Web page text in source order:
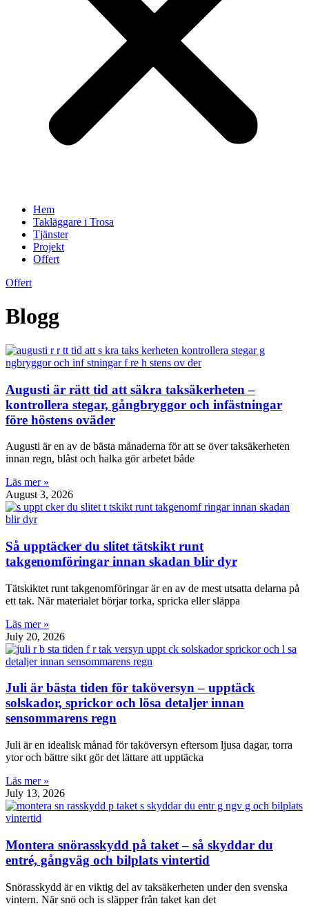
Hem
Takläggare i Trosa
Tjänster
Projekt
Offert
Offert
Blogg
Augusti är rätt tid att säkra taksäkerheten –
kontrollera stegar, gångbryggor och infästningar
före höstens oväder
Augusti är en av de bästa månaderna för att se över taksäkerheten
innan regn, blåst och halka gör arbetet både
Läs mer »
August 3, 2026
Så upptäcker du slitet tätskikt runt
takgenomföringar innan skadan blir dyr
Tätskiktet runt takgenomföringar är en av de mest utsatta delarna på
ett tak. När materialet börjar torka, spricka eller släppa
Läs mer »
July 20, 2026
Juli är bästa tiden för taköversyn – upptäck
solskador, sprickor och lösa detaljer innan
sensommarens regn
Juli är en idealisk månad för taköversyn eftersom ljusa dagar, torra
ytor och bättre sikt gör det lättare att upptäcka
Läs mer »
July 13, 2026
Montera snörasskydd på taket – så skyddar du
entré, gångväg och bilplats vintertid
Snörasskydd är en viktig del av taksäkerheten under den svenska
vintern. När snö och is släpper från taket kan det